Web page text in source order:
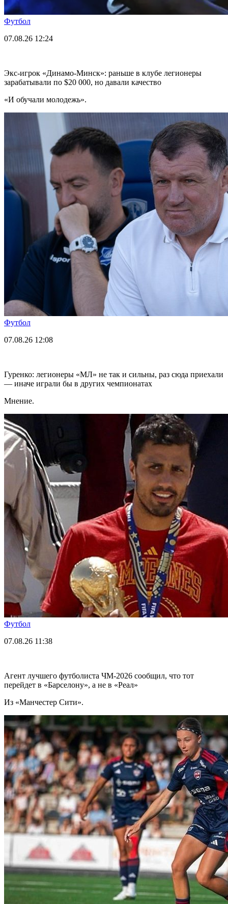
Футбол
07.08.26 12:24
Экс-игрок «Динамо-Минск»: раньше в клубе легионеры
зарабатывали по $20 000, но давали качество
«И обучали молодежь».
Футбол
07.08.26 12:08
Гуренко: легионеры «МЛ» не так и сильны, раз сюда приехали
— иначе играли бы в других чемпионатах
Мнение.
Футбол
07.08.26 11:38
Агент лучшего футболиста ЧМ-2026 cообщил, что тот
перейдет в «Барселону», а не в «Реал»
Из «Манчестер Сити».